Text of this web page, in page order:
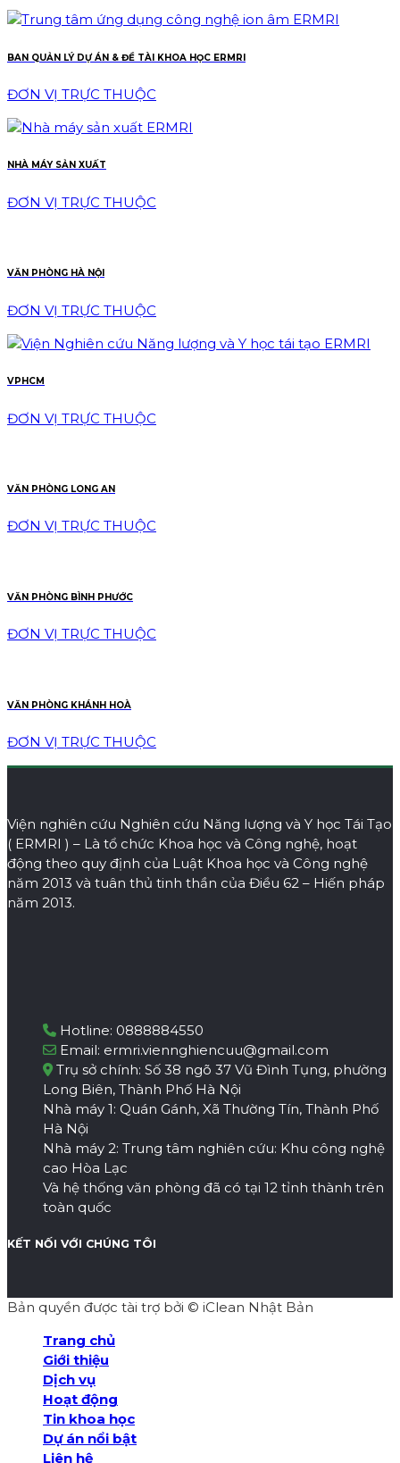
BAN QUẢN LÝ DỰ ÁN & ĐỀ TÀI KHOA HỌC ERMRI
ĐƠN VỊ TRỰC THUỘC
NHÀ MÁY SẢN XUẤT
ĐƠN VỊ TRỰC THUỘC
VĂN PHÒNG HÀ NỘI
ĐƠN VỊ TRỰC THUỘC
VPHCM
ĐƠN VỊ TRỰC THUỘC
VĂN PHÒNG LONG AN
ĐƠN VỊ TRỰC THUỘC
VĂN PHÒNG BÌNH PHƯỚC
ĐƠN VỊ TRỰC THUỘC
VĂN PHÒNG KHÁNH HOÀ
ĐƠN VỊ TRỰC THUỘC
Viện nghiên cứu Nghiên cứu Năng lượng và Y học Tái Tạo
( ERMRI ) – Là tổ chức Khoa học và Công nghệ, hoạt
động theo quy định của Luật Khoa học và Công nghệ
năm 2013 và tuân thủ tinh thần của Điều 62 – Hiến pháp
năm 2013.
Hotline: 0888884550
Email: ermri.viennghiencuu@gmail.com
Trụ sở chính: Số 38 ngõ 37 Vũ Đình Tụng, phường
Long Biên, Thành Phố Hà Nội
Nhà máy 1: Quán Gánh, Xã Thường Tín, Thành Phố
Hà Nội
Nhà máy 2: Trung tâm nghiên cứu: Khu công nghệ
cao Hòa Lạc
Và hệ thống văn phòng đã có tại 12 tỉnh thành trên
toàn quốc
KẾT NỐI VỚI CHÚNG TÔI
Bản quyền được tài trợ bởi © iClean Nhật Bản
Trang chủ
Giới thiệu
Dịch vụ
Hoạt động
Tin khoa học
Dự án nổi bật
Liên hệ